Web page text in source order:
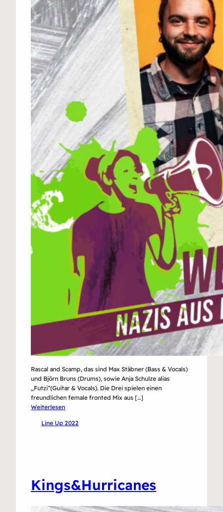
Rascal and Scamp, das sind Max Stäbner (Bass & Vocals)
und Björn Bruns (Drums), sowie Anja Schulze alias
„Futzi“(Guitar & Vocals). Die Drei spielen einen
freundlichen female fronted Mix aus […]
Weiterlesen:
&
Line Up 2022
Kings&Hurricanes